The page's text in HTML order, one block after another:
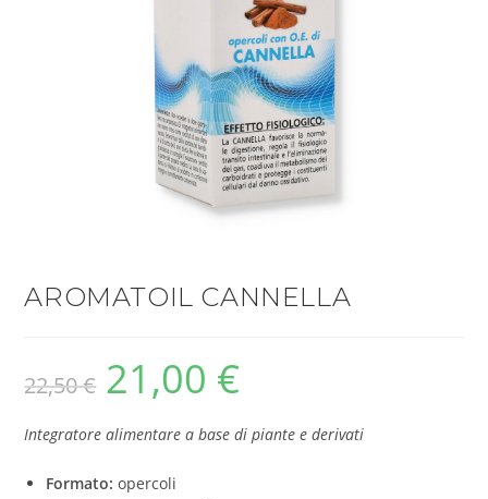
AROMATOIL CANNELLA
22,50€ 21,00 €
Integratore alimentare a base di piante e derivati
Formato: opercoli